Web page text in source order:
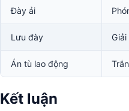
Đày ải
Lưu đày Giải
Án tù lao động
Kết luận